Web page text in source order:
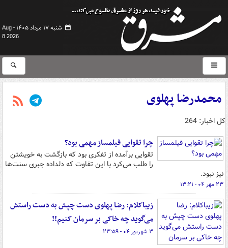
شنبه ۱۷ مرداد ۱۴۰۵ -
Aug
8 2026
محمدرضا پهلوی
کل اخبار: 264
چرا تقوایی فیلمساز مهمی بود؟
تقوایی برآمده از تفکری بود که بازگشت به خویشتن
را طلب می‌کرد با این تفاوت که دلداده جبری سنت‌ها
نیز نبود.
۲۳ مهر ۰۴ - ۱۳:۲۱
زیباکلام: رضا پهلوی دست چپش به دست راستش
می‌گوید چه خاکی بر سرمان کنیم!!
۳ شهریور ۰۴ - ۲۳:۵۹